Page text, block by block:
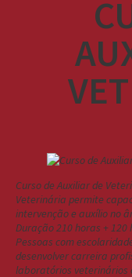
Curso de Auxiliar de
Veterinária permite
intervenção e auxílio no
Duração 210 horas +
Pessoas com
desenvolver carreira
laboratórios